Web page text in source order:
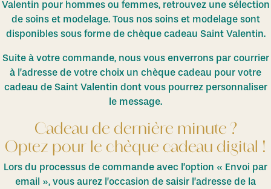
Valentin pour hommes ou femmes, retrouvez une sélection
de soins et modelage. Tous nos soins et modelage sont
disponibles sous forme de chèque cadeau Saint Valentin.
Suite à votre commande, nous vous enverrons par courrier
à l’adresse de votre choix un chèque cadeau pour votre
cadeau de Saint Valentin dont vous pourrez personnaliser
le message.
Cadeau de dernière minute ?
Optez pour le chèque cadeau digital !
Lors du processus de commande avec l’option « Envoi par
email », vous aurez l’occasion de saisir l’adresse de la